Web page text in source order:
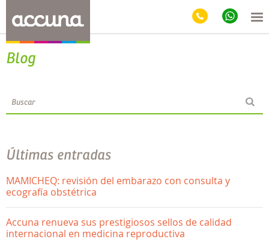
Blog
Últimas entradas
MAMICHEQ: revisión del embarazo con consulta y
ecografía obstétrica
Accuna renueva sus prestigiosos sellos de calidad
internacional en medicina reproductiva